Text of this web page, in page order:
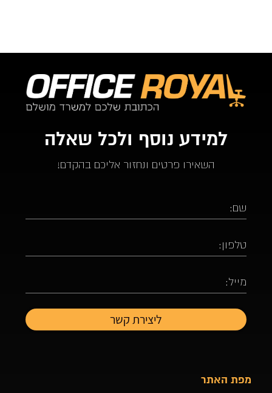
למידע נוסף ולכל שאלה
השאירו פרטים ונחזור אליכם בהקדם!
מפת האתר